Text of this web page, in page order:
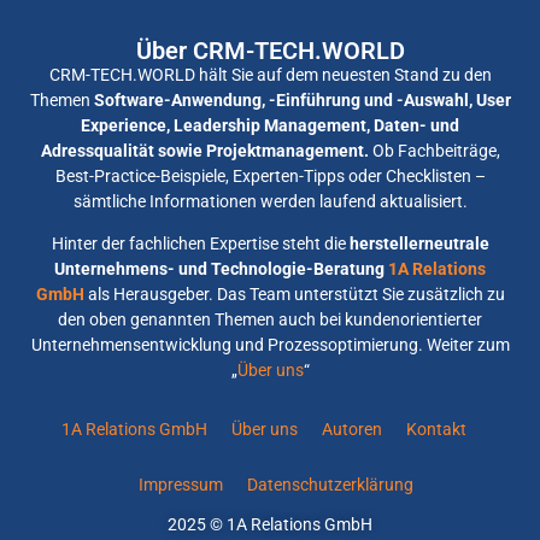
Über CRM-TECH.WORLD
CRM-TECH.WORLD hält Sie auf dem neuesten Stand zu den
Themen Software-Anwendung, -Einführung und -Auswahl, User
Experience, Leadership Management, Daten- und
Adressqualität sowie Projektmanagement. Ob Fachbeiträge,
Best-Practice-Beispiele, Experten-Tipps oder Checklisten –
sämtliche Informationen werden laufend aktualisiert.
Hinter der fachlichen Expertise steht die herstellerneutrale
Unternehmens- und Technologie-Beratung 1A Relations
GmbH als Herausgeber. Das Team unterstützt Sie zusätzlich zu
den oben genannten Themen auch bei kundenorientierter
Unternehmensentwicklung und Prozessoptimierung. Weiter zum
„Über uns“
1A Relations GmbH Über uns Autoren Kontakt
Impressum Datenschutzerklärung
2025 © 1A Relations GmbH